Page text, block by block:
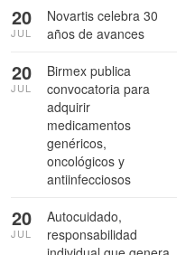
Novartis celebra 30
años de avances
20
JUL
Birmex publica
convocatoria para
adquirir
medicamentos
genéricos,
oncológicos y
antiinfecciosos
20
JUL
Autocuidado,
responsabilidad
20
JUL